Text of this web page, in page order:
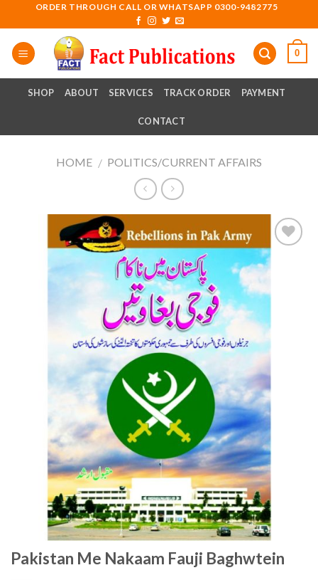
to
content
ORDER THROUGH CALL OR WHATSAPP 0300-9482775
0
SHOP ABOUT SERVICES TRACK ORDER PAYMENT
CONTACT
HOME / POLITICS/CURRENT AFFAIRS
wishlist
Pakistan Me Nakaam Fauji Baghwtein